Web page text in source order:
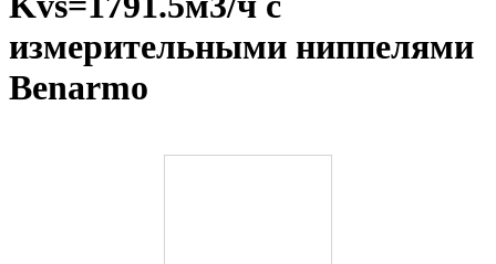
измерительными ниппелями
Benarmo